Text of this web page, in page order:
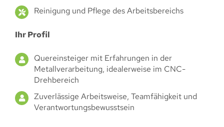
Reinigung und Pflege des Arbeitsbereichs
Ihr Profil
Quereinsteiger mit Erfahrungen in der
Metallverarbeitung, idealerweise im CNC-
Drehbereich
Zuverlässige Arbeitsweise, Teamfähigkeit und
Verantwortungsbewusstsein